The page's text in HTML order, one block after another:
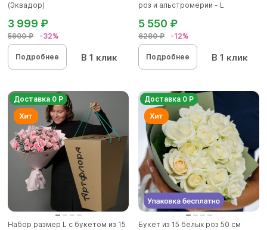
(Эквадор)
5900 ₽ -32%
3 999 ₽
Подробнее В 1 клик
роз и альстромерии - L
6280 ₽ -12%
5 550 ₽
Подробнее В 1 клик
Доставка 0 Р
Набор размер L с букетом из 15
Доставка 0 Р
Букет из 15 белых роз 50 см